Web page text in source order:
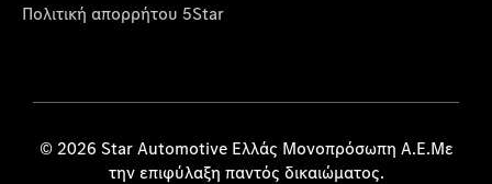
Πολιτική απορρήτου 5Star
© 2026 Star Automotive Ελλάς Μονοπρόσωπη Α.Ε.Με
την επιφύλαξη παντός δικαιώματος.